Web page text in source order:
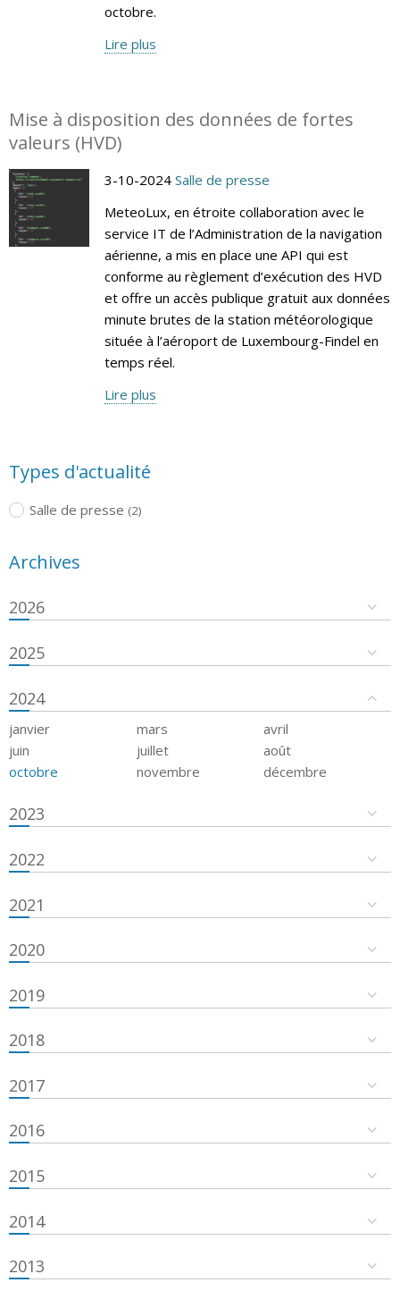
octobre.
Lire plus
Mise à disposition des données de fortes
valeurs (HVD)
3-10-2024 Salle de presse
MeteoLux, en étroite collaboration avec le
service IT de l’Administration de la navigation
aérienne, a mis en place une API qui est
conforme au règlement d’exécution des HVD
et offre un accès publique gratuit aux données
minute brutes de la station météorologique
située à l’aéroport de Luxembourg-Findel en
temps réel.
Lire plus
Types d'actualité
Salle de presse (2)
Archives
2026
2025
2024
janvier mars
avril
juin
juillet
août
octobre
novembre décembre
2023
2022
2021
2020
2019
2018
2017
2016
2015
2014
2013